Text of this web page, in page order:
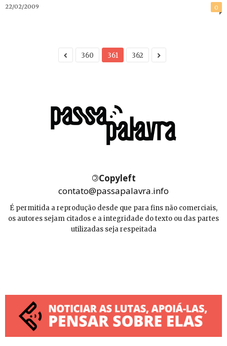
22/02/2009 0
360 361 362
©Copyleft
contato@passapalavra.info
É permitida a reprodução desde que para fins não comerciais,
os autores sejam citados e a integridade do texto ou das partes
utilizadas seja respeitada